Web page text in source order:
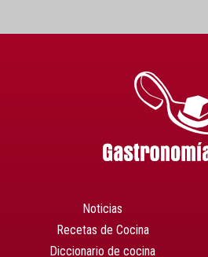
Noticias
Recetas de Cocina
Diccionario de cocina